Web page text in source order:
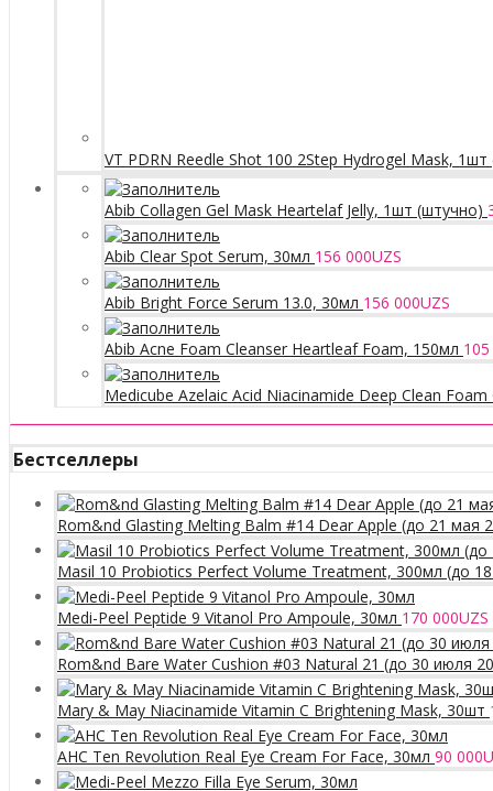
VT PDRN Reedle Shot 100 2Step Hydrogel Mask,
Abib Collagen Gel Mask Heartelaf Jelly, 1шт (штучно)
Abib Clear Spot Serum, 30мл 156 000UZS
Abib Bright Force Serum 13.0, 30мл 156 000UZS
Abib Acne Foam Cleanser Heartleaf Foam, 150мл
Medicube Azelaic Acid Niacinamide Deep Clean Foam
Бестселлеры
Rom&nd Glasting Melting Balm #14 Dear Apple (до 21 мая
Masil 10 Probiotics Perfect Volume Treatment, 300мл (до
Medi-Peel Peptide 9 Vitanol Pro Ampoule, 30мл 170 000UZS
Rom&nd Bare Water Cushion #03 Natural 21 (до 30 июля
Mary & May Niacinamide Vitamin C Brightening Mask, 30шт
AHC Ten Revolution Real Eye Cream For Face, 30мл 90 000